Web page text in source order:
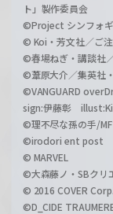
ト」製作委員会
©Project シンフォ
© Koi・芳文社／ご
©春場ねぎ・講談社
©葦原大介／集英社
©VANGUARD
sign:伊藤彰
©理不尽な孫の手/
©irodori ent post
© MARVEL
©大森藤ノ・SBクリ
© 2016 COVER Corp.
©D_CIDE